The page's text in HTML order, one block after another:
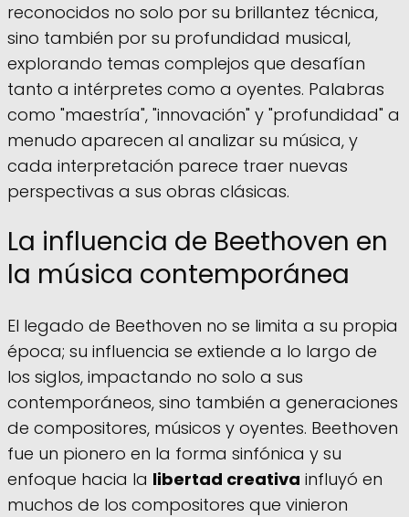
reconocidos no solo por su brillantez técnica,
sino también por su profundidad musical,
explorando temas complejos que desafían
tanto a intérpretes como a oyentes. Palabras
como "maestría", "innovación" y "profundidad" a
menudo aparecen al analizar su música, y
cada interpretación parece traer nuevas
perspectivas a sus obras clásicas.
La influencia de Beethoven en
la música contemporánea
El legado de Beethoven no se limita a su propia
época; su influencia se extiende a lo largo de
los siglos, impactando no solo a sus
contemporáneos, sino también a generaciones
de compositores, músicos y oyentes. Beethoven
fue un pionero en la forma sinfónica y su
enfoque hacia la libertad creativa influyó en
muchos de los compositores que vinieron